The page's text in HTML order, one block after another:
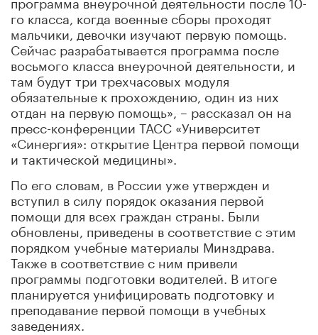
го класса, когда военные сборы проходят
мальчики, девочки изучают первую помощь.
Сейчас разрабатывается программа после
восьмого класса внеурочной деятельности, и
там будут три трехчасовых модуля
обязательные к прохождению, один из них
отдан на первую помощь», – рассказал он на
пресс-конференции ТАСС «Университет
«Синергия»: открытие Центра первой помощи
и тактической медицины».
По его словам, в России уже утвержден и
вступил в силу порядок оказания первой
помощи для всех граждан страны. Были
обновлены, приведены в соответствие с этим
порядком учебные материалы Минздрава.
Также в соответствие с ним привели
программы подготовки водителей. В итоге
планируется унифицировать подготовку и
преподавание первой помощи в учебных
заведениях.